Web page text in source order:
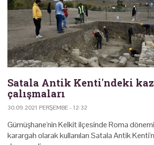
Satala Antik Kenti'ndeki
çalışmaları
30.09.2021 PERŞEMBE - 12:32
Gümüşhane'nin Kelkit ilçesinde Roma
karargah olarak kullanılan Satala Antik